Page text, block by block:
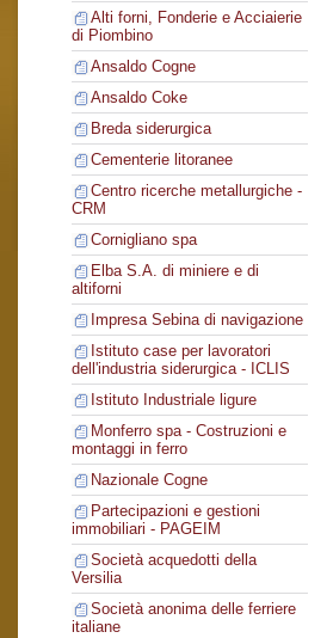
Alti forni, Fonderie e Acciaierie
di Piombino
Ansaldo Cogne
Ansaldo Coke
Breda siderurgica
Cementerie litoranee
Centro ricerche metallurgiche -
CRM
Cornigliano spa
Elba S.A. di miniere e di
altiforni
Impresa Sebina di navigazione
Istituto case per lavoratori
dell'industria siderurgica - ICLIS
Istituto Industriale ligure
Monferro spa - Costruzioni e
montaggi in ferro
Nazionale Cogne
Partecipazioni e gestioni
immobiliari - PAGEIM
Società acquedotti della
Versilia
Società anonima delle ferriere
italiane